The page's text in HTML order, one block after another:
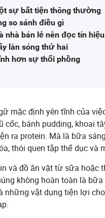
sự bất tiện thông thường
so sánh điều gì
nhà bán lẻ nên đọc tín hiệu
làn sóng thứ hai
hơn sự thổi phồng
mặc định yên tĩnh của
cốc, bánh pudding, khoai
ra protein. Mà là bữa
thói quen tập thể dục
và đồ ăn vặt từ sữa
không hoàn toàn là
những vật dụng tiện lợi